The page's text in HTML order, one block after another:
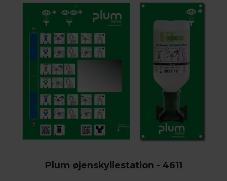
Plum øjenskyllestation - 4611